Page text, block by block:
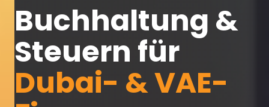
Buchhaltung &
Steuern für
Dubai- & VAE-